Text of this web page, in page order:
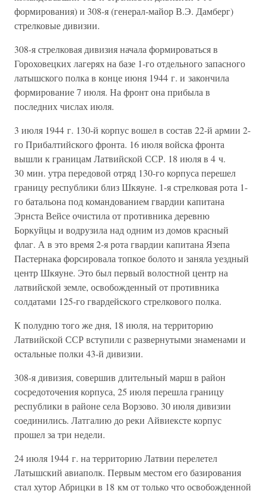
формирования) и 308-я (генерал-майор В.Э. Дамберг)
стрелковые дивизии.
308-я стрелковая дивизия начала формироваться в
Гороховецких лагерях на базе 1-го отдельного запасного
латышского полка в конце июня 1944 г. и закончила
формирование 7 июля. На фронт она прибыла в
последних числах июля.
3 июля 1944 г. 130-й корпус вошел в состав 22-й армии 2-
го Прибалтийского фронта. 16 июля войска фронта
вышли к границам Латвийской ССР. 18 июля в 4 ч.
30 мин. утра передовой отряд 130-го корпуса перешел
границу республики близ Шкяуне. 1-я стрелковая рота 1-
го батальона под командованием гвардии капитана
Эрнста Вейсе очистила от противника деревню
Боркуйцы и водрузила над одним из домов красный
флаг. А в это время 2-я рота гвардии капитана Язепа
Пастернака форсировала топкое болото и заняла уездный
центр Шкяуне. Это был первый волостной центр на
латвийской земле, освобожденный от противника
солдатами 125-го гвардейского стрелкового полка.
К полудню того же дня, 18 июля, на территорию
Латвийской ССР вступили с развернутыми знаменами и
остальные полки 43-й дивизии.
308-я дивизия, совершив длительный марш в район
сосредоточения корпуса, 25 июля перешла границу
республики в районе села Ворзово. 30 июля дивизии
соединились. Латгалию до реки Айвиексте корпус
прошел за три недели.
24 июля 1944 г. на территорию Латвии перелетел
Латышский авиаполк. Первым местом его базирования
стал хутор Абрицки в 18 км от только что освобожденной